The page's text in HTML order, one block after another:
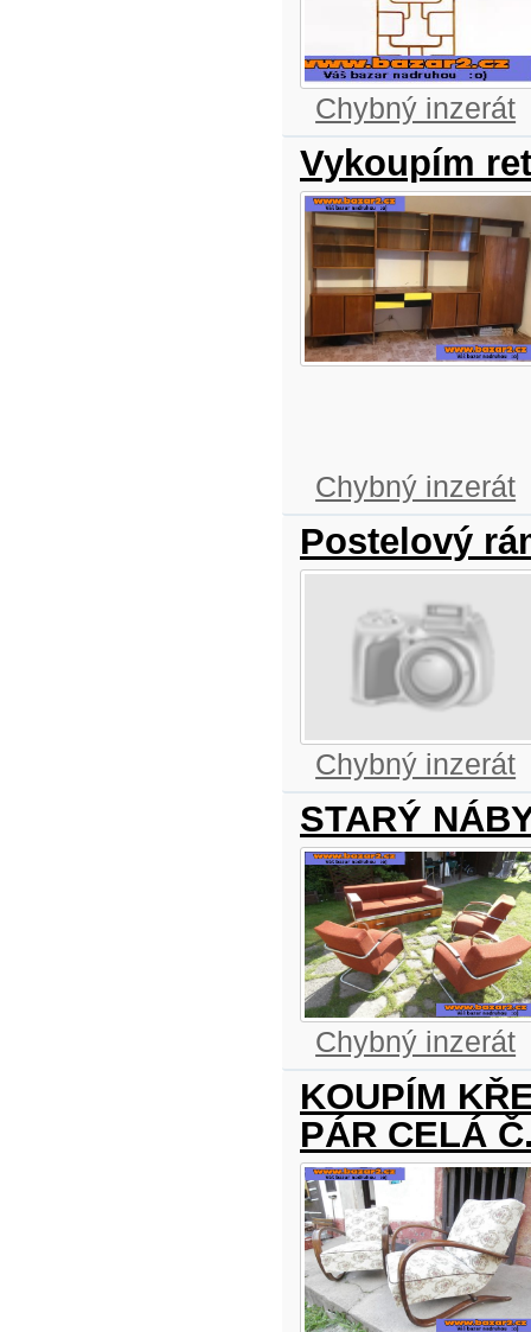
Chybný inzerát
Vykoupím
Chybný inzerát
Postelový
Chybný inzerát
STARÝ
Chybný inzerát
KOUPÍM
PÁR CELÁ